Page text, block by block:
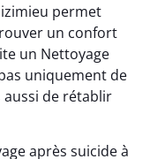
permet
un confort
un Nettoyage
uniquement de
aussi de rétablir
après suicide à